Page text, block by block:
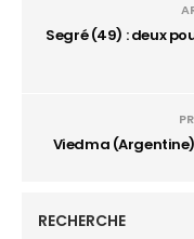
Segré (49) : deux
Viedma
RECHERCHE